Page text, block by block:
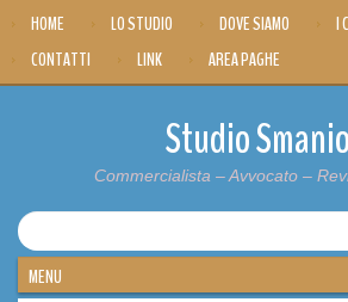
HOME LO STUDIO DOVE SIAMO
I
CONTATTI
LINK AREA PAGHE
Studio Smanio
Commercialista – Avvocato –